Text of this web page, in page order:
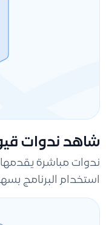
شاهد ندوات
ندوات مباشرة
استخدام البرنامج